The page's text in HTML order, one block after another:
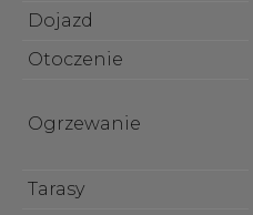
Dojazd
Otoczenie
Ogrzewanie
Tarasy